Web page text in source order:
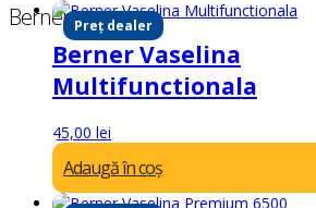
Berner Preț dealer
Berner Vaselina
Multifunctionala
45,00 lei
Adaugă în coș